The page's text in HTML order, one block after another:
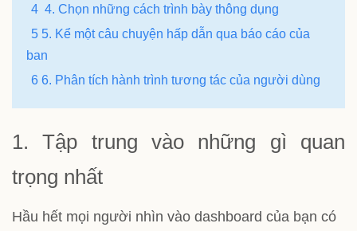
4 4. Chọn những cách trình bày thông dụng
5 5. Kể một câu chuyện hấp dẫn qua báo cáo của
ban
6 6. Phân tích hành trình tương tác của người dùng
1. Tập trung vào những gì quan
trọng nhất
Hầu hết mọi người nhìn vào dashboard của bạn có